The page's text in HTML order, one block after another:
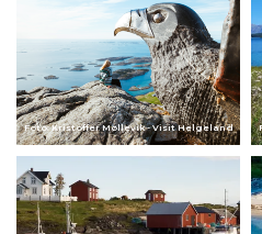
Foto: Kristoffer Møllevik - Visit Helgeland